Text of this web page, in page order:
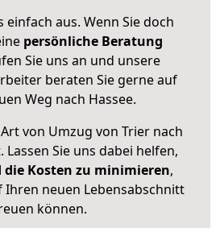
einfach aus. Wenn Sie doch
persönliche Beratung
Sie uns an und unsere
beraten Sie gerne auf
Weg nach Hassee.
von Umzug von Trier nach
Lassen Sie uns dabei helfen,
die Kosten zu minimieren,
Ihren neuen Lebensabschnitt
können.